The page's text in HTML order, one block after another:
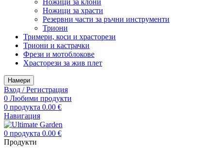
Ножици за клони
Ножици за храсти
Резервни части за ръчни инструменти
Триони
Тримери, коси и храсторези
Триони и кастрачки
Фрези и мотоблокове
Храсторези за жив плет
Намери
Вход / Регистрация
0 Любими продукти
0 продукта 0.00 €
Навигация
0 продукта 0.00 €
Продукти